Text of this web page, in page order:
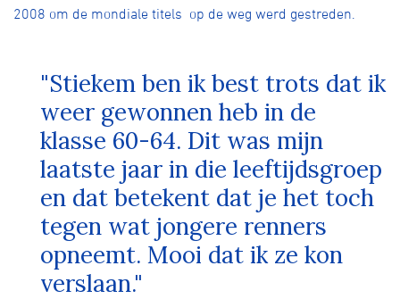
2008 om de mondiale titels op de weg werd gestreden.
"Stiekem ben ik best trots dat ik
weer gewonnen heb in de
klasse 60-64. Dit was mijn
laatste jaar in die leeftijdsgroep
en dat betekent dat je het toch
tegen wat jongere renners
opneemt. Mooi dat ik ze kon
verslaan."